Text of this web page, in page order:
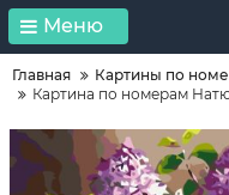
Меню
Главная
Картины по
Картина по номерам